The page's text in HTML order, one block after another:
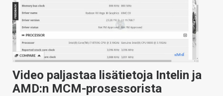
Video paljastaa lisätietoja Intelin ja
AMD:n MCM-prosessorista